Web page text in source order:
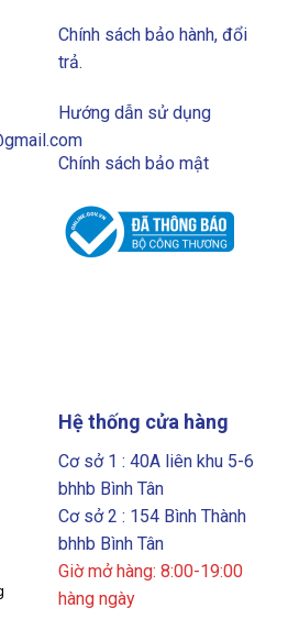
Chính sách bảo hành, đổi
trả.
Hướng dẫn sử dụng
Chính sách bảo mật
Hệ thống cửa hàng
Cơ sở 1 : 40A liên khu 5-6
bhhb Bình Tân
Cơ sở 2 : 154 Bình Thành
bhhb Bình Tân
Giờ mở hàng: 8:00-19:00
hàng ngày